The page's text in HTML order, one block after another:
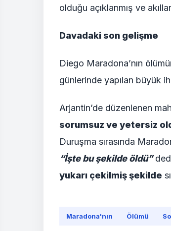
olduğu açıklanmış ve
Davadaki son gelişme
Diego Maradona’nın
günlerinde yapılan büyük
Arjantin’de düzenlenen
sorumsuz ve yetersiz
Duruşma sırasında
“İşte bu şekilde öldü”
yukarı çekilmiş şekilde
Maradona'nın Ölümü